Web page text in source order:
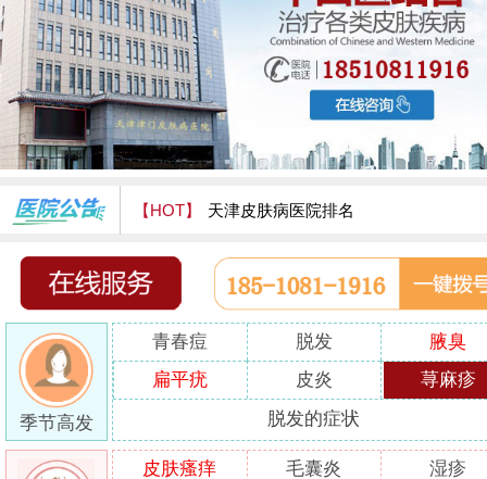
【HOT】 天津皮肤病医院排名
天津津门皮肤病医院怎么样
季节高发
青春痘 脱发
腋臭
扁平疣
皮炎 荨麻疹
脱发的症状
皮肤瘙痒 毛囊炎
湿疹